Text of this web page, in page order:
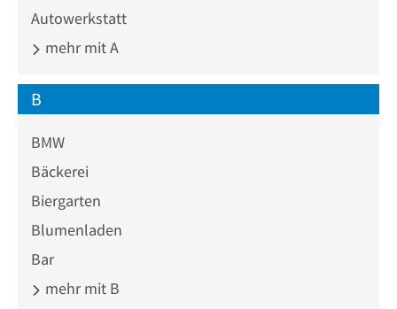
Autowerkstatt
mehr mit A
B
BMW
Bäckerei
Biergarten
Blumenladen
Bar
mehr mit B